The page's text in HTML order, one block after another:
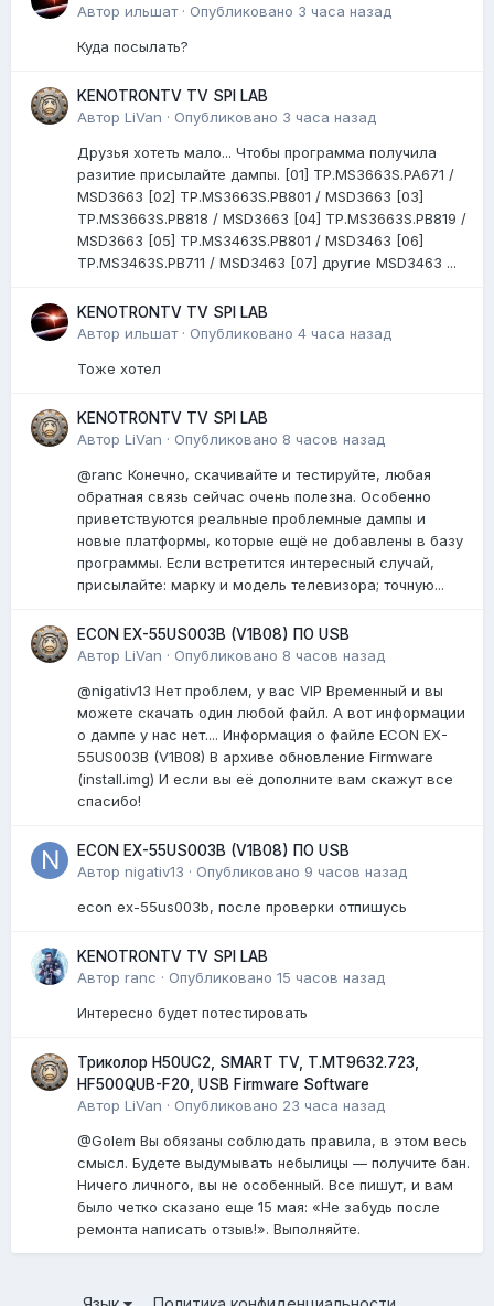
Автор ильшат· Опубликовано 3 часа назад
Куда посылать?
KENOTRONTV TV SPI LAB
Автор LiVan · Опубликовано 3 часа назад
Друзья хотеть мало... Чтобы программа получила
разитие присылайте дампы. [01] TP.MS3663S.PA671 /
MSD3663 [02] TP.MS3663S.PB801 / MSD3663 [03]
TP.MS3663S.PB818 / MSD3663 [04] TP.MS3663S.PB819 /
MSD3663 [05] TP.MS3463S.PB801 / MSD3463 [06]
TP.MS3463S.PB711 / MSD3463 [07] другие MSD3463 ...
KENOTRONTV TV SPI LAB
Автор ильшат· Опубликовано 4 часа назад
Тоже хотел
KENOTRONTV TV SPI LAB
Автор LiVan · Опубликовано 8 часов назад
@ranc Конечно, скачивайте и тестируйте, любая
обратная связь сейчас очень полезна. Особенно
приветствуются реальные проблемные дампы и
новые платформы, которые ещё не добавлены в базу
программы. Если встретится интересный случай,
присылайте: марку и модель телевизора; точную...
ECON EX-55US003B (V1B08) ПО USB
Автор LiVan · Опубликовано 8 часов назад
@nigativ13 Нет проблем, у вас VIP Временный и вы
можете скачать один любой файл. А вот информации
о дампе у нас нет.... Информация о файле ECON EX-
55US003B (V1B08) В архиве обновление Firmware
(install.img) И если вы её дополните вам скажут все
спасибо!
ECON EX-55US003B (V1B08) ПО USB
Автор nigativ13 · Опубликовано 9 часов назад
econ ex-55us003b, после проверки отпишусь
KENOTRONTV TV SPI LAB
Автор ranc · Опубликовано 15 часов назад
Интересно будет потестировать
Триколор H50UC2, SMART TV, T.MT9632.723,
HF500QUB-F20, USB Firmware Software
Автор LiVan · Опубликовано 23 часа назад
@Golem Вы обязаны соблюдать правила, в этом весь
смысл. Будете выдумывать небылицы — получите бан.
Ничего личного, вы не особенный. Все пишут, и вам
было четко сказано еще 15 мая: «Не забудь после
ремонта написать отзыв!». Выполняйте.